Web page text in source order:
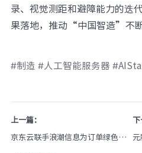
录、视觉测距和避障能力的迭
果落地，推动“中国智造”不断
#制造 #人工智能服务器
上一篇：
京东云联手浪潮信息为订单绿色加
下